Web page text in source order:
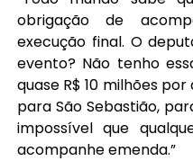
obrigação de
execução final. O
evento? Não tenho
quase R$ 10 milhões
para São Sebastião,
impossível que
acompanhe emenda.”